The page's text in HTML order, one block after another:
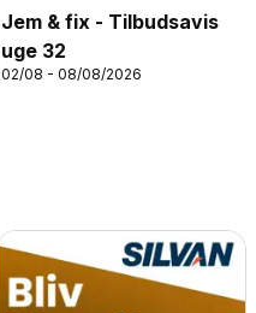
Jem & fix - Tilbudsavis
uge 32
02/08 - 08/08/2026